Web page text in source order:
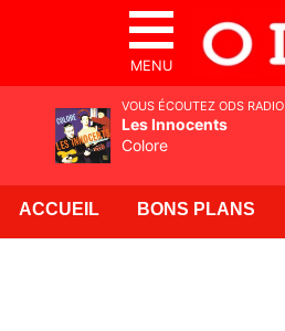
MENU
ACCUEIL BONS PLANS
VOUS ÉCOUTEZ ODS RADIO
Les Innocents
Colore